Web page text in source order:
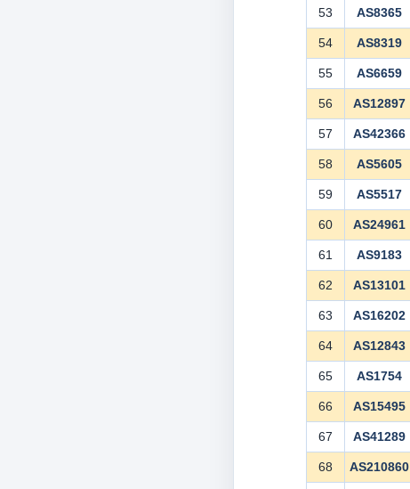
53 AS8365
54 AS8319
55 AS6659
56 AS12897
57 AS42366
58 AS5605
59 AS5517
60 AS24961
61 AS9183
62 AS13101
63 AS16202
64 AS12843
65 AS1754
66 AS15495
67 AS41289
68 AS210860